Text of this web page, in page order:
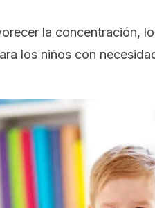
la concentración,
los niños con